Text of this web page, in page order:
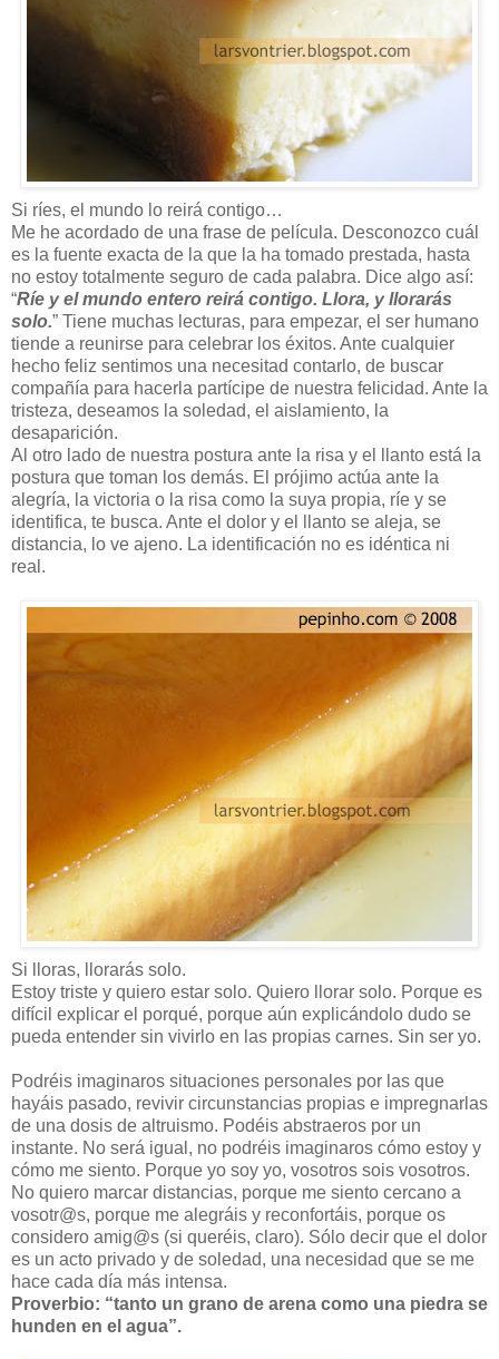
Si ríes, el mundo lo reirá contigo…
Me he acordado de una frase de película. Desconozco cuál
es la fuente exacta de la que la ha tomado prestada, hasta
no estoy totalmente seguro de cada palabra. Dice algo así:
“Ríe y el mundo entero reirá contigo. Llora, y llorarás
solo.” Tiene muchas lecturas, para empezar, el ser humano
tiende a reunirse para celebrar los éxitos. Ante cualquier
hecho feliz sentimos una necesitad contarlo, de buscar
compañía para hacerla partícipe de nuestra felicidad. Ante la
tristeza, deseamos la soledad, el aislamiento, la
desaparición.
Al otro lado de nuestra postura ante la risa y el llanto está la
postura que toman los demás. El prójimo actúa ante la
alegría, la victoria o la risa como la suya propia, ríe y se
identifica, te busca. Ante el dolor y el llanto se aleja, se
distancia, lo ve ajeno. La identificación no es idéntica ni
real.
Si lloras, llorarás solo.
Estoy triste y quiero estar solo. Quiero llorar solo. Porque es
difícil explicar el porqué, porque aún explicándolo dudo se
pueda entender sin vivirlo en las propias carnes. Sin ser yo.
Podréis imaginaros situaciones personales por las que
hayáis pasado, revivir circunstancias propias e impregnarlas
de una dosis de altruismo. Podéis abstraeros por un
instante. No será igual, no podréis imaginaros cómo estoy y
cómo me siento. Porque yo soy yo, vosotros sois vosotros.
No quiero marcar distancias, porque me siento cercano a
vosotr@s, porque me alegráis y reconfortáis, porque os
considero amig@s (si queréis, claro). Sólo decir que el dolor
es un acto privado y de soledad, una necesidad que se me
hace cada día más intensa.
Proverbio: “tanto un grano de arena como una piedra se
hunden en el agua”.